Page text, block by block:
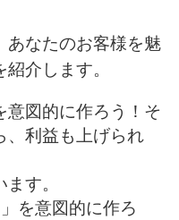
あなたのお客様を魅
紹介します。
意図的に作ろう！そ
、利益も上げられ
ます。
を意図的に作ろ